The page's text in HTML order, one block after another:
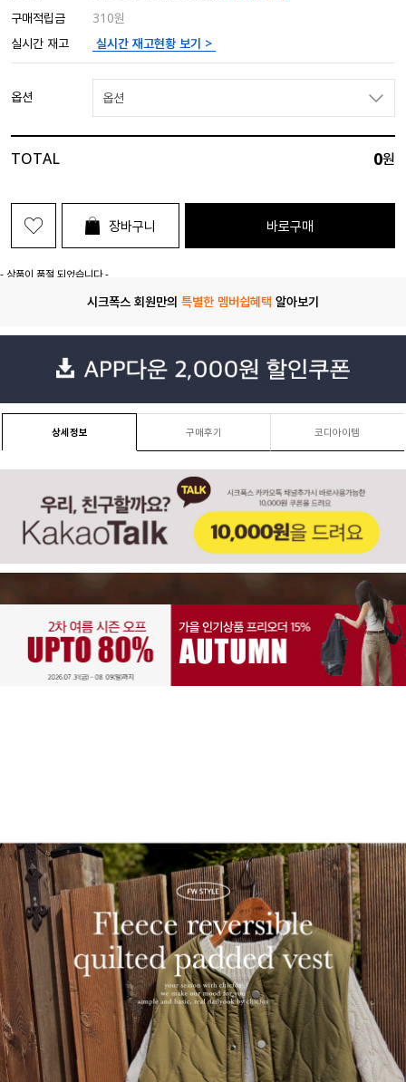
구매적립금
310원
실시간 재고
실시간 재고현황 보기 >
옵션 옵션
TOTAL 0원
장바구니 바로구매
- 상품이 품절 되었습니다 -
시크폭스 회원만의 특별한 멤버쉽혜택 알아보기
상세정보 구매후기 코디아이템